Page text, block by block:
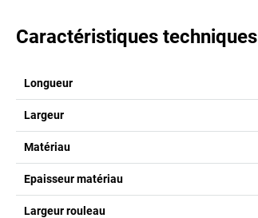
Caractéristiques techniques
Longueur
Largeur
Matériau
Epaisseur matériau
Largeur rouleau